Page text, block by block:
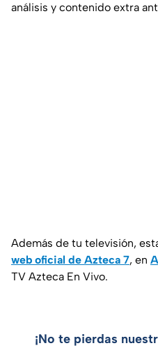
análisis y contenido extra
Además de tu televisión,
web oficial de Azteca 7, en
TV Azteca En Vivo.
¡No te pierdas